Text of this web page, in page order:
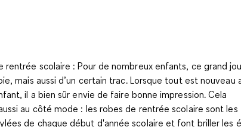
rentrée scolaire : Pour de nombreux enfants, ce grand
mais aussi d’un certain trac. Lorsque tout est nouveau
il a bien sûr envie de faire bonne impression. Cela
au côté mode : les robes de rentrée scolaire sont les
de chaque début d'année scolaire et font briller les